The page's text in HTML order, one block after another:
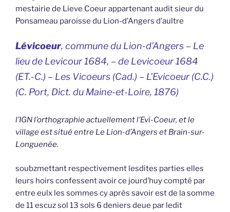
mestairie de Lieve Coeur appartenant audit sieur du
Ponsameau paroisse du Lion-d’Angers d’aultre
Lévicoeur, commune du Lion-d’Angers – Le
lieu de Levicour1684, – de Levicoeur1684
(ET.-C.) – Les Vicoeurs (Cad.) – L’Evicoeur (C.C.)
(C. Port, Dict. du Maine-et-Loire, 1876)
l’IGN l’orthographie actuellement l’Evi-Coeur, et le
village est situé entre Le Lion-d’Angers et Brain-sur-
Longuenée.
soubzmettant respectivement lesdites parties elles
leurs hoirs confessent avoir ce jourd’huy compté par
entre eulx les sommes cy après savoir est de la somme
de 11 escuz sol 13 sols 6 deniers deue par ledit